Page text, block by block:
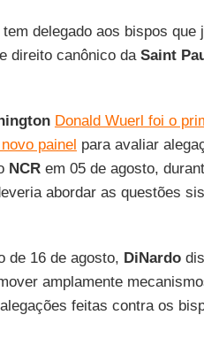
delegado aos bispos
direito canônico da Saint
Donald Wuerl foi o
painel para avaliar
NCRem 05 de agosto,
abordar as questões
de 16 de agosto, DiNardo
amplamente
feitas contra os